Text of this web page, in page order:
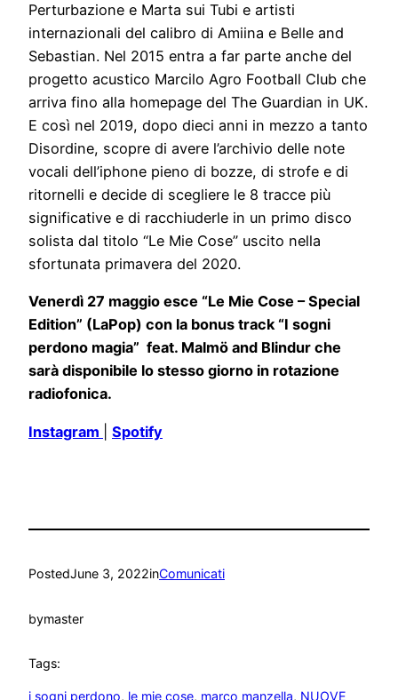
Perturbazione e Marta sui Tubi e artisti
internazionali del calibro di Amiina e Belle and
Sebastian. Nel 2015 entra a far parte anche del
progetto acustico Marcilo Agro Football Club che
arriva fino alla homepage del The Guardian in UK.
E così nel 2019, dopo dieci anni in mezzo a tanto
Disordine, scopre di avere l’archivio delle note
vocali dell’iphone pieno di bozze, di strofe e di
ritornelli e decide di scegliere le 8 tracce più
significative e di racchiuderle in un primo disco
solista dal titolo “Le Mie Cose” uscito nella
sfortunata primavera del 2020.
Venerdì 27 maggio esce “Le Mie Cose – Special
Edition” (LaPop) con la bonus track “I sogni
perdono magia” feat. Malmö and Blindur che
sarà disponibile lo stesso giorno in rotazione
radiofonica.
Instagram Spotify
PostedJune 3, 2022inComunicati
bymaster
Tags:
i sogni perdono, le mie cose, marco manzella, NUOVE